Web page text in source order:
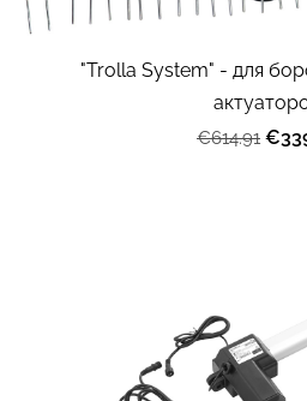
"Trolla System" - для
€614.91